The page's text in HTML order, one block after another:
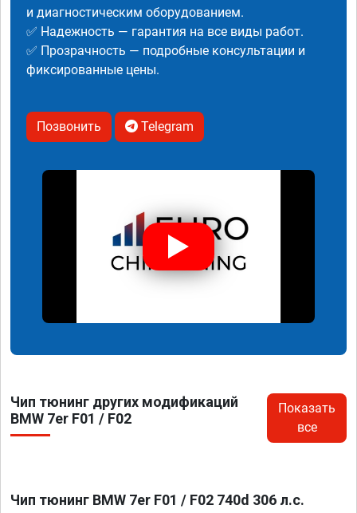
и диагностическим оборудованием.
✅ Надежность — гарантия на все виды работ.
✅ Прозрачность — подробные консультации и
фиксированные цены.
Позвонить Telegram
Чип тюнинг других модификаций
BMW 7er F01 / F02
Показать
все
Чип тюнинг BMW 7er F01 / F02 740d 306 л.с.